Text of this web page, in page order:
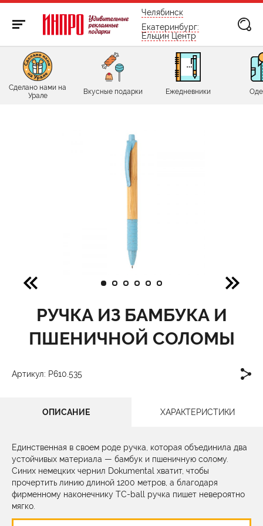
бесплатно по России
Челябинск
Екатеринбург:
Ельцин Центр
Сделано нами на
Урале
Вкусные подарки Ежедневники
РУЧКА ИЗ БАМБУКА И
ПШЕНИЧНОЙ СОЛОМЫ
Артикул: P610.535
ОПИСАНИЕ ХАРАКТЕРИСТИКИ
Единственная в своем роде ручка, которая объединила два
устойчивых материала — бамбук и пшеничную солому.
Синих немецких чернил Dokumental хватит, чтобы
прочертить линию длиной 1200 метров, а благодаря
фирменному наконечнику TC-ball ручка пишет невероятно
мягко.